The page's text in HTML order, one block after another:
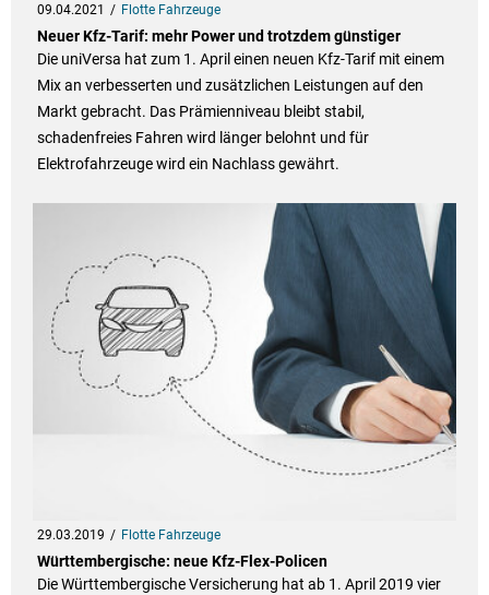
09.04.2021 Flotte Fahrzeuge
Neuer Kfz-Tarif: mehr Power und trotzdem günstiger
Die uniVersa hat zum 1. April einen neuen Kfz-Tarif mit einem
Mix an verbesserten und zusätzlichen Leistungen auf den
Markt gebracht. Das Prämienniveau bleibt stabil,
schadenfreies Fahren wird länger belohnt und für
Elektrofahrzeuge wird ein Nachlass gewährt.
29.03.2019 Flotte Fahrzeuge
Württembergische: neue Kfz-Flex-Policen
Die Württembergische Versicherung hat ab 1. April 2019 vier